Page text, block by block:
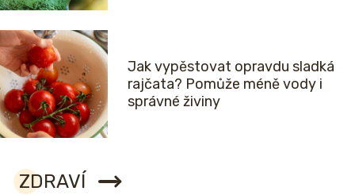
Jak vypěstovat opravdu sladká
rajčata? Pomůže méně vody i
správné živiny
ZDRAVÍ